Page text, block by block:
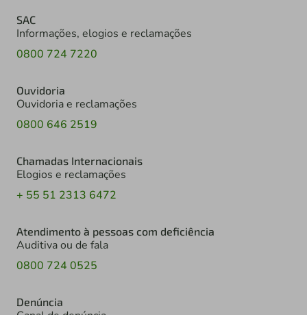
SAC
Informações, elogios e reclamações
0800 724 7220
Ouvidoria
Ouvidoria e reclamações
0800 646 2519
Chamadas Internacionais
Elogios e reclamações
+ 55 51 2313 6472
Atendimento à pessoas com deficiência
Auditiva ou de fala
0800 724 0525
Denúncia